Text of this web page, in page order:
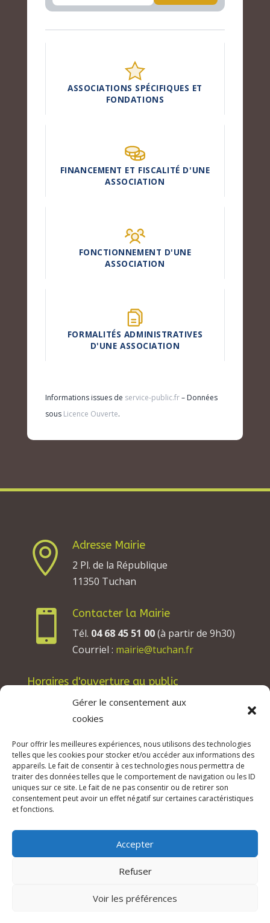
Gérer le consentement aux
cookies
Pour offrir les meilleures expériences, nous utilisons des technologies
telles que les cookies pour stocker et/ou accéder aux informations des
appareils. Le fait de consentir à ces technologies nous permettra de
traiter des données telles que le comportement de navigation ou les ID
uniques sur ce site. Le fait de ne pas consentir ou de retirer son
consentement peut avoir un effet négatif sur certaines caractéristiques
et fonctions.
Accepter
Refuser
Voir les préférences
ASSOCIATIONS SPÉCIFIQUES ET
FONDATIONS
FINANCEMENT ET FISCALITÉ D'UNE
ASSOCIATION
FONCTIONNEMENT D'UNE
ASSOCIATION
FORMALITÉS ADMINISTRATIVES
D'UNE ASSOCIATION
Informations issues de service-public.fr– Données
sous Licence Ouverte.

Adresse Mairie
2 Pl. de la République
11350 Tuchan

Contacter la Mairie
Tél. 04 68 45 51 00(à partir de 9h30)
Courriel : mairie@tuchan.fr
Horaires d'ouverture au public
Les lundis, mardis et jeudis : de 8h à 12h et de
13h30 à 17h30.
Les vendredis : de 8h à 12h.
© 2026 Mairie de Tuchan | Site Internet réalisé
Mentions légales & Crédits–RGPD Protection
des données